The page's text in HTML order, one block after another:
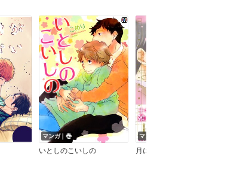
マンガ｜巻
いとしのこいしの
マンガ｜巻